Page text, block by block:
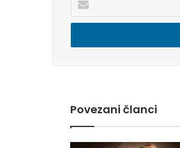
e
i
l
a
Povezani članci